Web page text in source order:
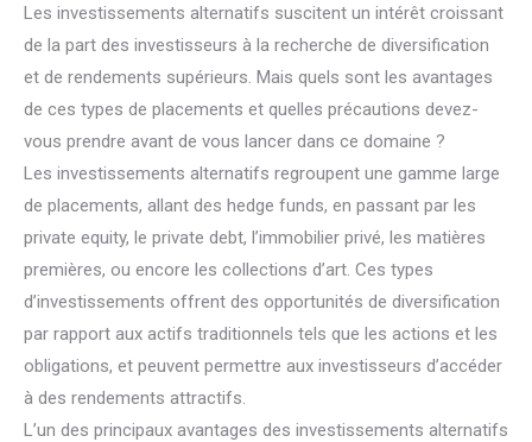
Les investissements alternatifs suscitent un intérêt croissant
de la part des investisseurs à la recherche de diversification
et de rendements supérieurs. Mais quels sont les avantages
de ces types de placements et quelles précautions devez-
vous prendre avant de vous lancer dans ce domaine ?
Les investissements alternatifs regroupent une gamme large
de placements, allant des hedge funds, en passant par les
private equity, le private debt, l’immobilier privé, les matières
premières, ou encore les collections d’art. Ces types
d’investissements offrent des opportunités de diversification
par rapport aux actifs traditionnels tels que les actions et les
obligations, et peuvent permettre aux investisseurs d’accéder
à des rendements attractifs.
L’un des principaux avantages des investissements alternatifs